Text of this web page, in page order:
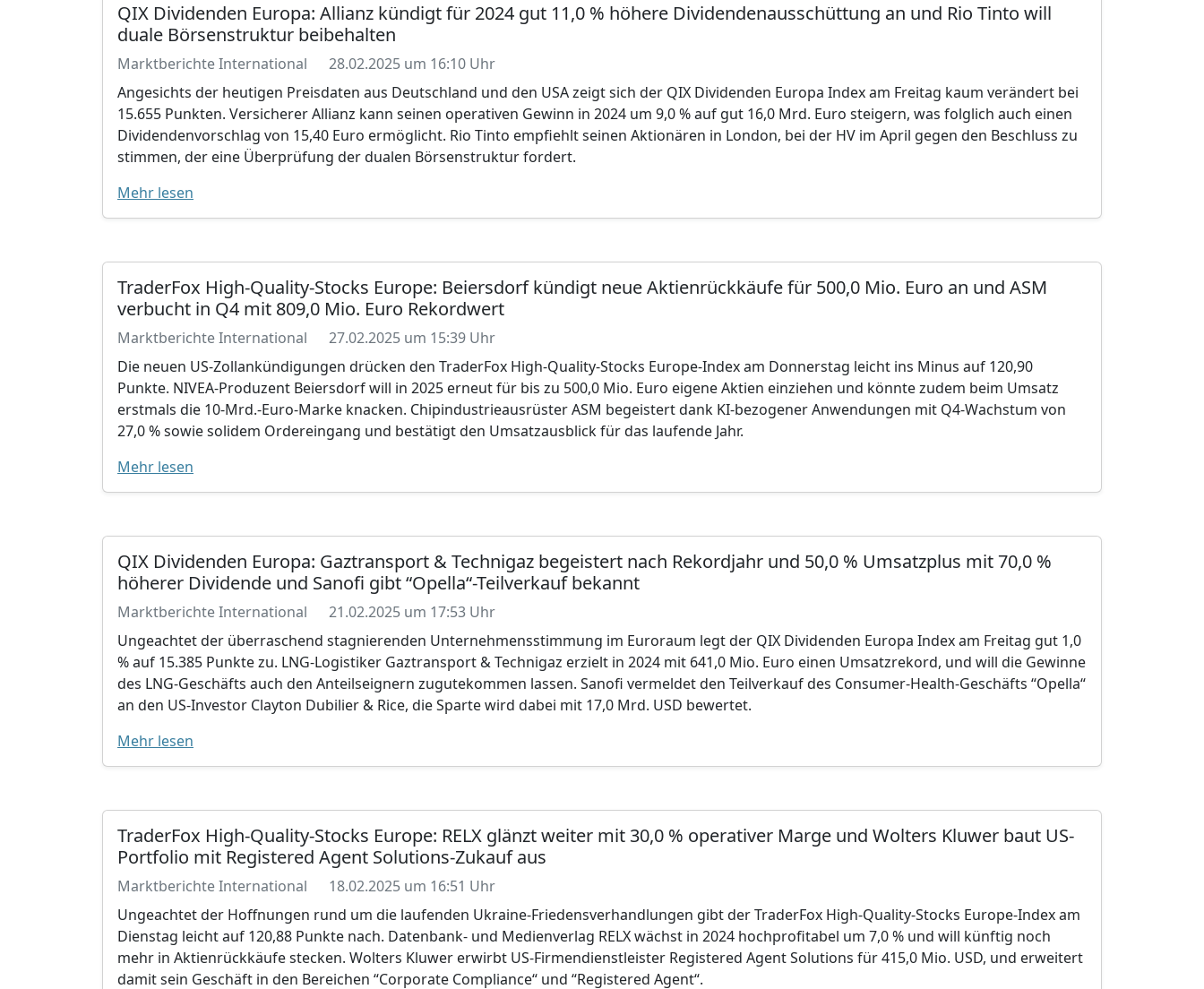
QIX Dividenden Europa: Allianz kündigt für 2024 gut 11,0 % höhere Dividendenausschüttung an und Rio Tinto will
duale Börsenstruktur beibehalten
Marktberichte International
28.02.2025 um 16:10 Uhr
Angesichts der heutigen Preisdaten aus Deutschland und den USA zeigt sich der QIX Dividenden Europa Index am Freitag kaum verändert bei
15.655 Punkten. Versicherer Allianz kann seinen operativen Gewinn in 2024 um 9,0 % auf gut 16,0 Mrd. Euro steigern, was folglich auch einen
Dividendenvorschlag von 15,40 Euro ermöglicht. Rio Tinto empfiehlt seinen Aktionären in London, bei der HV im April gegen den Beschluss zu
stimmen, der eine Überprüfung der dualen Börsenstruktur fordert.
Mehr lesen
TraderFox High-Quality-Stocks Europe: Beiersdorf kündigt neue Aktienrückkäufe für 500,0 Mio. Euro an und ASM
verbucht in Q4 mit 809,0 Mio. Euro Rekordwert
Marktberichte International
27.02.2025 um 15:39 Uhr
Die neuen US-Zollankündigungen drücken den TraderFox High-Quality-Stocks Europe-Index am Donnerstag leicht ins Minus auf 120,90
Punkte. NIVEA-Produzent Beiersdorf will in 2025 erneut für bis zu 500,0 Mio. Euro eigene Aktien einziehen und könnte zudem beim Umsatz
erstmals die 10-Mrd.-Euro-Marke knacken. Chipindustrieausrüster ASM begeistert dank KI-bezogener Anwendungen mit Q4-Wachstum von
27,0 % sowie solidem Ordereingang und bestätigt den Umsatzausblick für das laufende Jahr.
Mehr lesen
QIX Dividenden Europa: Gaztransport & Technigaz begeistert nach Rekordjahr und 50,0 % Umsatzplus mit 70,0 %
höherer Dividende und Sanofi gibt “Opella“-Teilverkauf bekannt
Marktberichte International
21.02.2025 um 17:53 Uhr
Ungeachtet der überraschend stagnierenden Unternehmensstimmung im Euroraum legt der QIX Dividenden Europa Index am Freitag gut 1,0
% auf 15.385 Punkte zu. LNG-Logistiker Gaztransport & Technigaz erzielt in 2024 mit 641,0 Mio. Euro einen Umsatzrekord, und will die Gewinne
des LNG-Geschäfts auch den Anteilseignern zugutekommen lassen. Sanofi vermeldet den Teilverkauf des Consumer-Health-Geschäfts “Opella“
an den US-Investor Clayton Dubilier & Rice, die Sparte wird dabei mit 17,0 Mrd. USD bewertet.
Mehr lesen
TraderFox High-Quality-Stocks Europe: RELX glänzt weiter mit 30,0 % operativer Marge und Wolters Kluwer baut US-
Portfolio mit Registered Agent Solutions-Zukauf aus
Marktberichte International
18.02.2025 um 16:51 Uhr
Ungeachtet der Hoffnungen rund um die laufenden Ukraine-Friedensverhandlungen gibt der TraderFox High-Quality-Stocks Europe-Index am
Dienstag leicht auf 120,88 Punkte nach. Datenbank- und Medienverlag RELX wächst in 2024 hochprofitabel um 7,0 % und will künftig noch
mehr in Aktienrückkäufe stecken. Wolters Kluwer erwirbt US-Firmendienstleister Registered Agent Solutions für 415,0 Mio. USD, und erweitert
damit sein Geschäft in den Bereichen “Corporate Compliance“ und “Registered Agent“.